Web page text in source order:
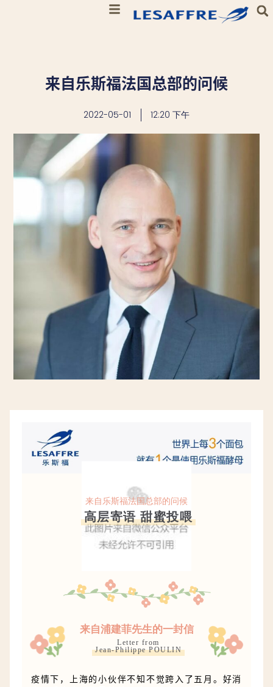
来自乐斯福法国总部的问候
2022-05-01 12:20 下午
来自乐斯福法国总部的问候
高层寄语 甜蜜投喂
来自浦建菲先生的一封信
Letter from
Jean-Philippe POULIN
疫情下，上海的小伙伴不知不觉跨入了五月。好消